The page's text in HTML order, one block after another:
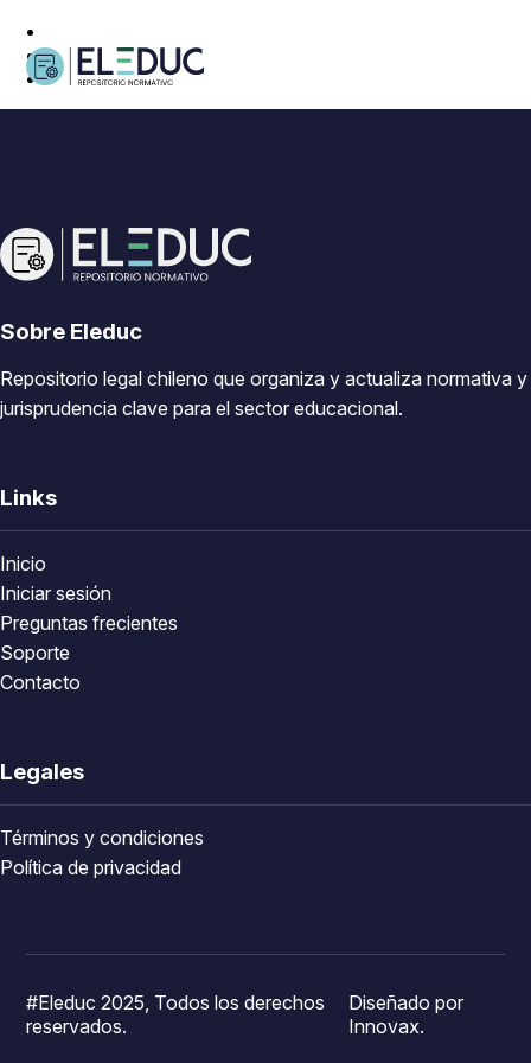
Sobre Eleduc
Repositorio legal chileno que organiza y actualiza normativa y
jurisprudencia clave para el sector educacional.
Links
Inicio
Iniciar sesión
Preguntas frecientes
Soporte
Contacto
Legales
Términos y condiciones
Política de privacidad
#Eleduc 2025, Todos los derechos
reservados.
Diseñado por
Innovax.